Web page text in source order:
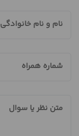
نام و نام خانوادگی
شماره همراه
متن نظر یا سوال